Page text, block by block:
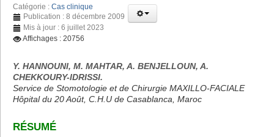
Catégorie : Cas clinique
Publication : 8 décembre 2009
Mis à jour : 6 juillet 2023
Affichages : 20756
Y. HANNOUNI, M. MAHTAR, A. BENJELLOUN, A.
CHEKKOURY-IDRISSI.
Service de Stomotologie et de Chirurgie MAXILLO-FACIALE
Hôpital du 20 Août, C.H.U de Casablanca, Maroc
RÉSUMÉ